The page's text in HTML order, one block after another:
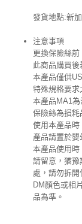
發貨地點:新
注意事項
更換保險絲前
此商品購買後
本產品僅供
特殊規格要求
本產品MA1為
保險絲為損耗
使用本產品時
產品請置於嬰
本產品使用時
請留意，猶豫
處，請勿拆開
DM顏色或相
品為準。